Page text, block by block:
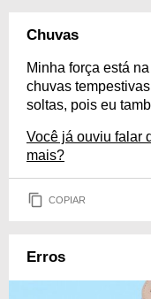
Chuvas
Minha força está
chuvas
soltas, pois eu
Você já ouviu falar
mais?
COPIAR
Erros